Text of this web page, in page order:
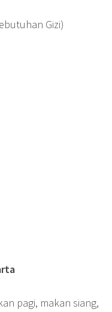
Gizi)
pagi, makan siang,